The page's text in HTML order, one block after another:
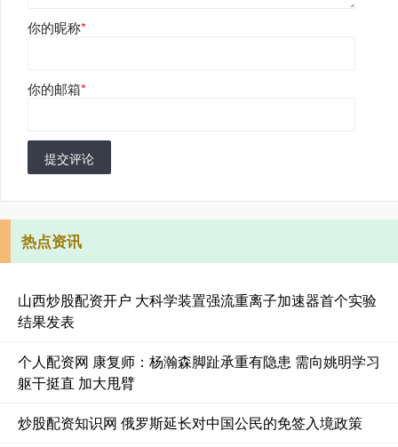
你的昵称*
你的邮箱*
提交评论
热点资讯
山西炒股配资开户 大科学装置强流重离子加速器首个实验
结果发表
个人配资网 康复师：杨瀚森脚趾承重有隐患 需向姚明学习
躯干挺直 加大甩臂
炒股配资知识网 俄罗斯延长对中国公民的免签入境政策